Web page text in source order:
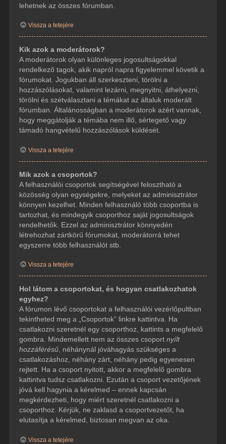
lehetnek az összes fórumban.
Vissza a tetejére
Kik azok a moderátorok?
A moderátorok olyan különleges jogosultságokkal
rendelkező tagok, akik napról napra figyelemmel követik a
fórumokat. Jogukban áll szerkeszteni, törölni a
hozzászólásokat, valamint lezárni, megnyitni, áthelyezni,
törölni és szétválasztani a témákat az általuk moderált
fórumban. Általánosságban a moderátorok azért vannak,
hogy meggátolják a témába nem illő, sértegető vagy
támadó hangvételű hozzászólások küldését.
Vissza a tetejére
Mik azok a csoportok?
A felhasználói csoportok segítségével felosztható a
közösség olyan egységekre, melyeket az adminisztrátor
könnyen kezelhet. Minden felhasználó több csoportba is
tartozhat, és mindegyik csoporthoz saját jogosultságok
rendelhetők. Ezzel az adminisztrátor könnyedén
létrehozhat zártkörű fórumokat, moderátorrá tehet
egyszerre több felhasználót stb.
Vissza a tetejére
Hol látom a csoportokat, és hogyan csatlakozhatok
egyhez?
A fórumon lévő csoportokat a felhasználói vezérlőpultban
tekintheted meg a „Csoportok” linkre kattintva. Ha
csatlakozni szeretnél egy csoporthoz, kattints a megfelelő
gombra. Mindemellett nem az összes csoport nyílt
hozzáférésű, néhánynál jóváhagyás szükséges a
csatlakozáshoz, néhány zárt, néhány pedig egyenesen
rejtett. Ha a csoport nyitott, akkor a megfelelő gombra
kattintva tudsz csatlakozni. Ezután a csoport vezetőjének
jóvá kell hagynia a kérelmed – ennek kapcsán
megkérdezheti, hogy miért szeretnél csatlakozni a
csoporthoz. Kérjük, ne zaklasd a csoportvezetőt, ha
elutasítja a kérelmed, biztosan megvan az oka.
Vissza a tetejére